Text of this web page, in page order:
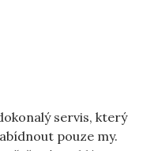
servis, který
pouze my.